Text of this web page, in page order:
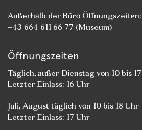
Außerhalb der Büro Öffnungszeiten:
+43 664 611 66 77 (Museum)
Öffnungszeiten
Täglich, außer Dienstag von 10 bis
Letzter Einlass: 16 Uhr
Juli, August täglich von 10 bis 18 Uhr
Letzter Einlass: 17 Uhr